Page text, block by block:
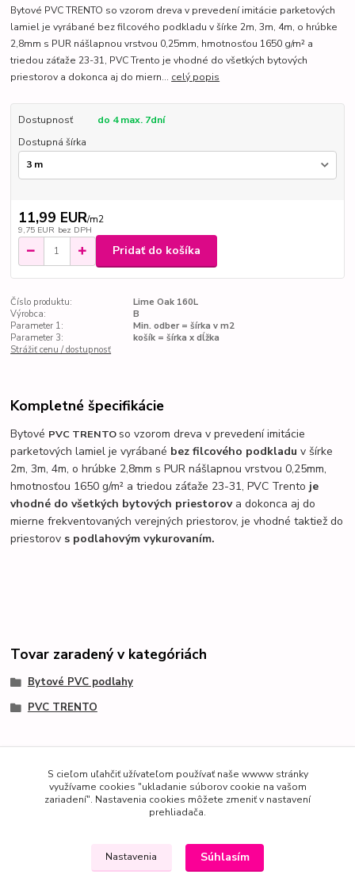
Bytové PVC TRENTO so vzorom dreva v prevedení imitácie parketových
lamiel je vyrábané bez filcového podkladu v šírke 2m, 3m, 4m, o hrúbke
2,8mm s PUR nášlapnou vrstvou 0,25mm, hmotnosťou 1650 g/m² a
triedou záťaže 23-31, PVC Trento je vhodné do všetkých bytových
priestorov a dokonca aj do miern... celý popis
Dostupnosť
do 4 max. 7dní
Dostupná šírka
11,99 EUR/m2
9,75 EUR bez DPH
Pridať do košíka
Číslo produktu:
Lime Oak 160L
Výrobca:
B
Parameter 1:
Min. odber = šírka v m2
Parameter 3:
košík = šírka x dĺžka
Strážiť cenu / dostupnosť
Kompletné špecifikácie
Bytové PVC TRENTO so vzorom dreva v prevedení imitácie
parketových lamiel je vyrábané bez filcového podkladu v šírke
2m, 3m, 4m, o hrúbke 2,8mm s PUR nášlapnou vrstvou 0,25mm,
hmotnosťou 1650 g/m² a triedou záťaže 23-31, PVC Trento je
vhodné do všetkých bytových priestorova dokonca aj do
mierne frekventovaných verejných priestorov, je vhodné taktiež do
priestorov s podlahovým vykurovaním.
Tovar zaradený v kategóriách
Bytové PVC podlahy
PVC TRENTO
S cieľom uľahčiť užívateľom používať naše wwww stránky
využívame cookies "ukladanie súborov cookie na vašom
zariadení". Nastavenia cookies môžete zmeniť v nastavení
prehliadača.
Nastavenia Súhlasím